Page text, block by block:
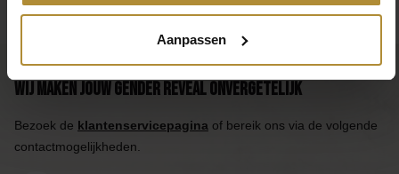
Aanpassen
Wij maken jouw Gender Reveal onvergetelijk
Bezoek de klantenservicepagina of bereik ons via de volgende
contactmogelijkheden.